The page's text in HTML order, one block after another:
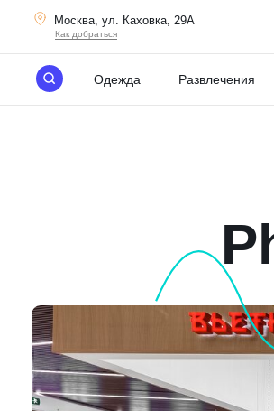
Москва, ул. Каховка, 29А
Как добраться
Развлечения
Одежда